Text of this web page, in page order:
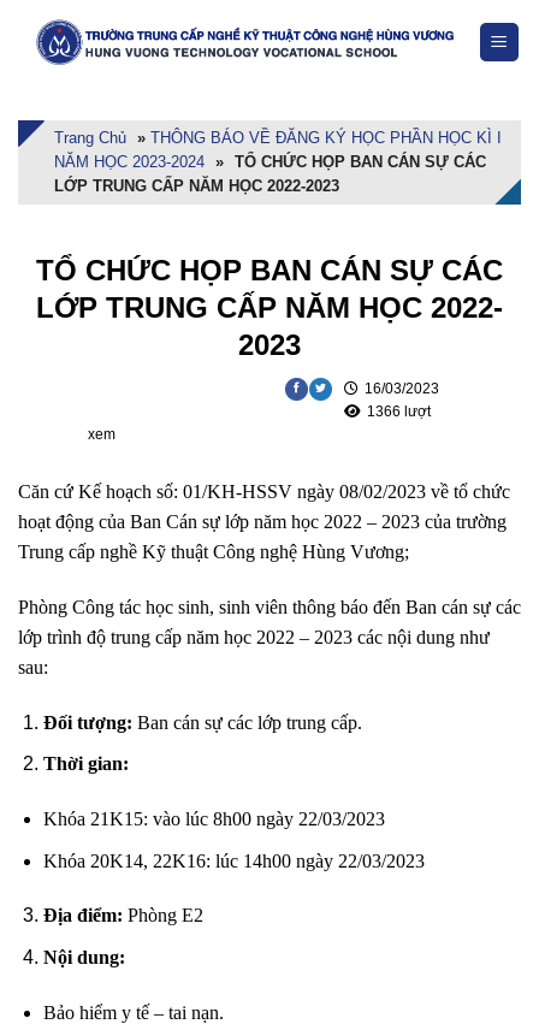
Trang Chủ » THÔNG BÁO VỀ ĐĂNG KÝ HỌC PHẦN HỌC KÌ I
NĂM HỌC 2023-2024 » TỔ CHỨC HỌP BAN CÁN SỰ CÁC
LỚP TRUNG CẤP NĂM HỌC 2022-2023
TỔ CHỨC HỌP BAN CÁN SỰ CÁC
LỚP TRUNG CẤP NĂM HỌC 2022-
2023
16/03/2023
1366 lượt
xem
Căn cứ Kế hoạch số: 01/KH-HSSV ngày 08/02/2023 về tổ chức
hoạt động của Ban Cán sự lớp năm học 2022 – 2023 của trường
Trung cấp nghề Kỹ thuật Công nghệ Hùng Vương;
Phòng Công tác học sinh, sinh viên thông báo đến Ban cán sự các
lớp trình độ trung cấp năm học 2022 – 2023 các nội dung như
sau:
Đối tượng: Ban cán sự các lớp trung cấp.
Thời gian:
Khóa 21K15: vào lúc 8h00 ngày 22/03/2023
Khóa 20K14, 22K16: lúc 14h00 ngày 22/03/2023
Địa điểm: Phòng E2
Nội dung:
Bảo hiểm y tế – tai nạn.